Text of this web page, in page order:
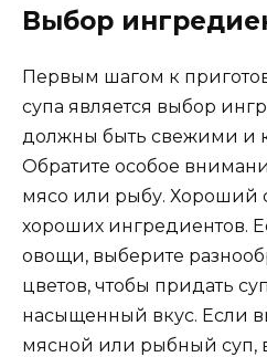
Выбор
Первым шагом к
супа является выбор
должны быть свежими и
Обратите особое
мясо или рыбу. Хороший
хороших ингредиентов.
овощи, выберите
цветов, чтобы придать
насыщенный вкус. Если
мясной или рыбный суп,